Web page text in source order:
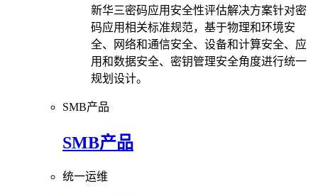
新华三密码应用安全性评估解决方案针对密
码应用相关标准规范，基于物理和环境安
全、网络和通信安全、设备和计算安全、应
用和数据安全、密钥管理安全角度进行统一
规划设计。
SMB产品
SMB产品
统一运维